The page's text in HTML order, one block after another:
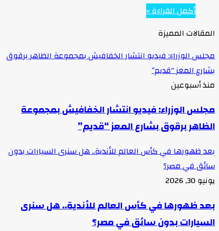
أكمل القراءة »
المقالات المميزة
مجلس الوزراء: فيديو انتشار الخفافيش بمجموعة الظاهر برقوق
بشارع المعز “قديم”
منذ أسبوعين
مجلس الوزراء: فيديو انتشار الخفافيش بمجموعة
الظاهر برقوق بشارع المعز “قديم”
بعد ظهورها في كأس العالم للأندية.. هل سنرى السيارات بدون
سائق في مصر؟
يونيو 30, 2026
بعد ظهورها في كأس العالم للأندية.. هل سنرى
السيارات بدون سائق في مصر؟